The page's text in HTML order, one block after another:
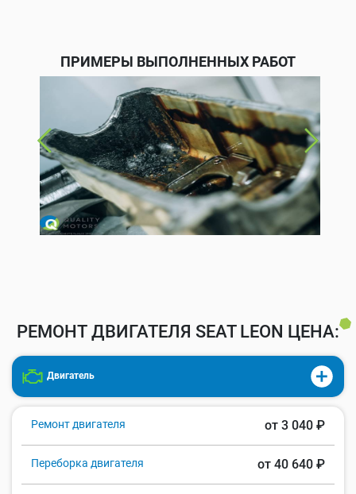
ПРИМЕРЫ ВЫПОЛНЕННЫХ РАБОТ
РЕМОНТ ДВИГАТЕЛЯ SEAT LEON ЦЕНА:
Двигатель
Ремонт двигателя от 3 040 ₽
Переборка двигателя от 40 640 ₽